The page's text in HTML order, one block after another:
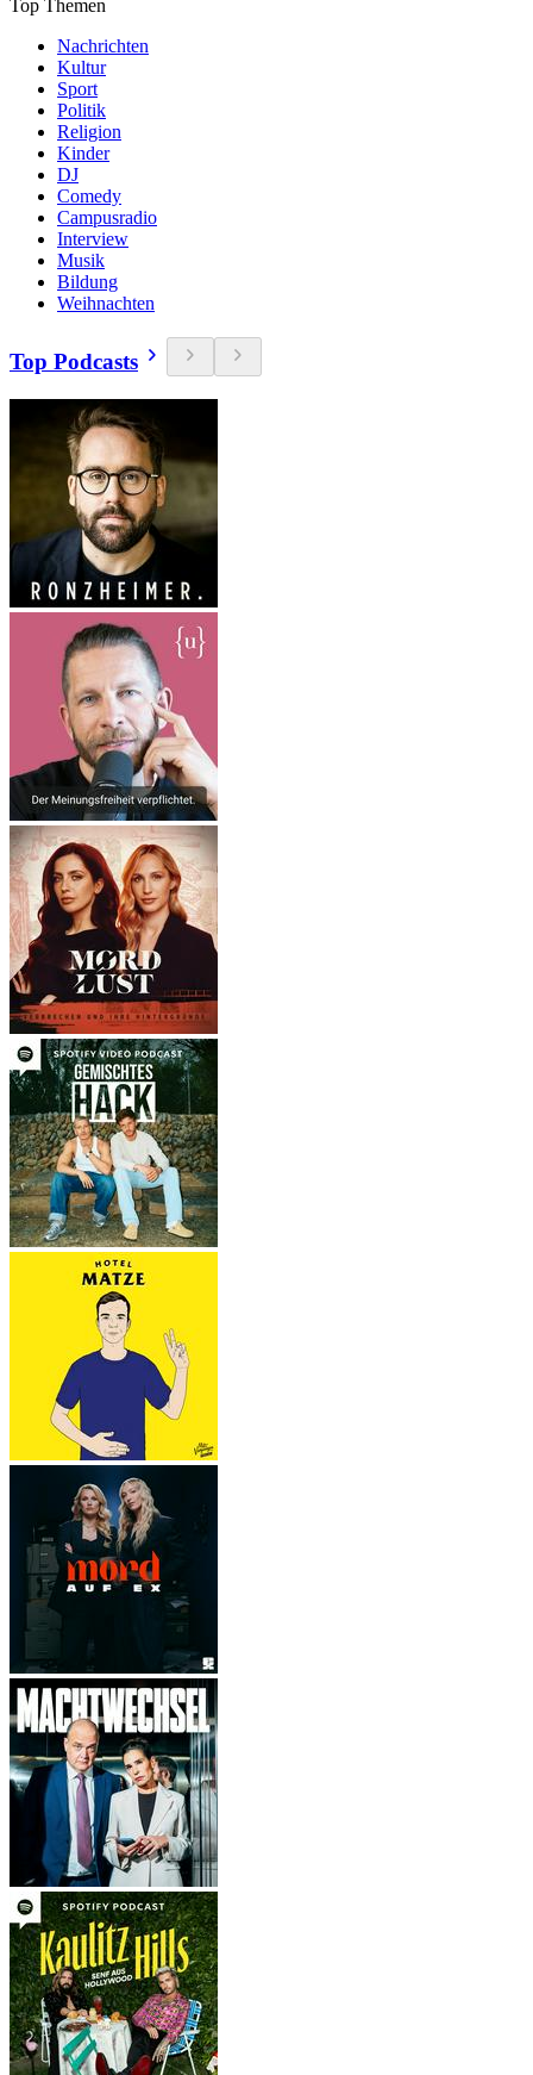
Top Themen
Nachrichten
Kultur
Sport
Politik
Religion
Kinder
DJ
Comedy
Campusradio
Interview
Musik
Bildung
Weihnachten
Top Podcasts